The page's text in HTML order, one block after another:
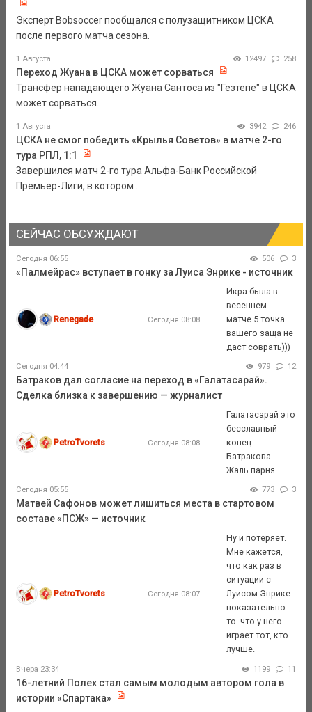
Эксперт Bobsoccer пообщался с полузащитником ЦСКА
после первого матча сезона.
1 Августа 12497 258
Переход Жуана в ЦСКА может сорваться
Трансфер нападающего Жуана Сантоса из "Гезтепе" в ЦСКА
может сорваться.
1 Августа 3942 246
ЦСКА не смог победить «Крылья Советов» в матче 2-го
тура РПЛ, 1:1
Завершился матч 2-го тура Альфа-Банк Российской
Премьер-Лиги, в котором ...
СЕЙЧАС ОБСУЖДАЮТ
Сегодня 06:55 506 3
«Палмейрас» вступает в гонку за Луиса Энрике - источник
Renegade Сегодня 08:08
Икра была в
весеннем
матче.5 точка
вашего заща не
даст соврать)))
Сегодня 04:44 979 12
Батраков дал согласие на переход в «Галатасарай».
Сделка близка к завершению — журналист
PetroTvorets Сегодня 08:08
Галатасарай это
бесславный
конец
Батракова.
Жаль парня.
Сегодня 05:55 773 3
Матвей Сафонов может лишиться места в стартовом
составе «ПСЖ» — источник
PetroTvorets Сегодня 08:07
Ну и потеряет.
Мне кажется,
что как раз в
ситуации с
Луисом Энрике
показательно
то. что у него
играет тот, кто
лучше.
Вчера 23:34 1199 11
16-летний Полех стал самым молодым автором гола в
истории «Спартака»